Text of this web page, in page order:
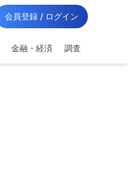
会員登録 / ログイン
金融・経済 調査